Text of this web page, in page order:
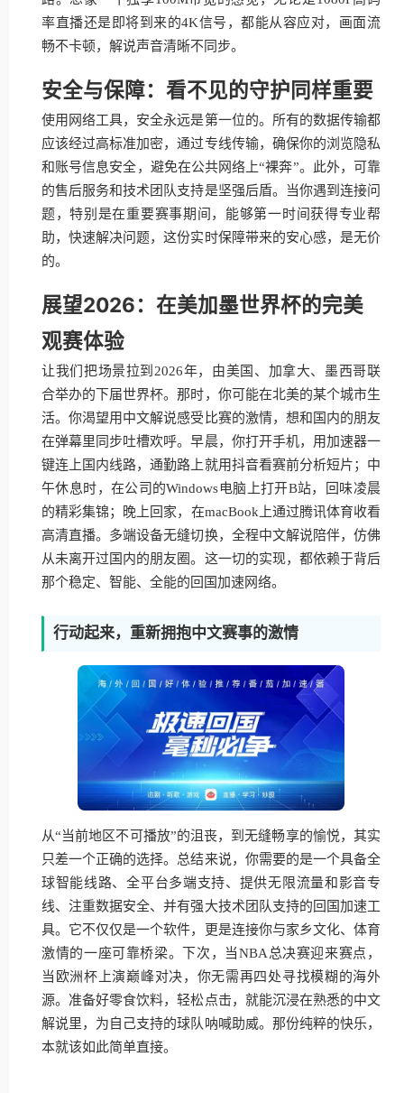
率直播还是即将到来的4K信号，都能从容应对，画面流
畅不卡顿，解说声音清晰不同步。
安全与保障：看不见的守护同样重要
使用网络工具，安全永远是第一位的。所有的数据传输都
应该经过高标准加密，通过专线传输，确保你的浏览隐私
和账号信息安全，避免在公共网络上“裸奔”。此外，可靠
的售后服务和技术团队支持是坚强后盾。当你遇到连接问
题，特别是在重要赛事期间，能够第一时间获得专业帮
助，快速解决问题，这份实时保障带来的安心感，是无价
的。
展望2026：在美加墨世界杯的完美
观赛体验
让我们把场景拉到2026年，由美国、加拿大、墨西哥联
合举办的下届世界杯。那时，你可能在北美的某个城市生
活。你渴望用中文解说感受比赛的激情，想和国内的朋友
在弹幕里同步吐槽欢呼。早晨，你打开手机，用加速器一
键连上国内线路，通勤路上就用抖音看赛前分析短片；中
午休息时，在公司的Windows电脑上打开B站，回味凌晨
的精彩集锦；晚上回家，在macBook上通过腾讯体育收看
高清直播。多端设备无缝切换，全程中文解说陪伴，仿佛
从未离开过国内的朋友圈。这一切的实现，都依赖于背后
那个稳定、智能、全能的回国加速网络。
行动起来，重新拥抱中文赛事的激情
从“当前地区不可播放”的沮丧，到无缝畅享的愉悦，其实
只差一个正确的选择。总结来说，你需要的是一个具备全
球智能线路、全平台多端支持、提供无限流量和影音专
线、注重数据安全、并有强大技术团队支持的回国加速工
具。它不仅仅是一个软件，更是连接你与家乡文化、体育
激情的一座可靠桥梁。下次，当NBA总决赛迎来赛点，
当欧洲杯上演巅峰对决，你无需再四处寻找模糊的海外
源。准备好零食饮料，轻松点击，就能沉浸在熟悉的中文
解说里，为自己支持的球队呐喊助威。那份纯粹的快乐，
本就该如此简单直接。